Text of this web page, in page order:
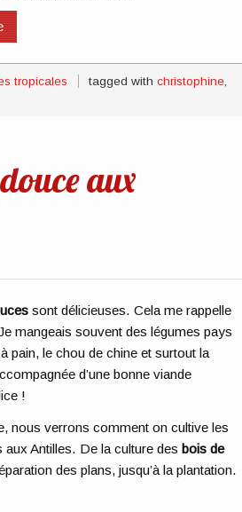
tropicales tagged withchristophine,
aux
sont délicieuses. Cela me rappelle
mangeais souvent des légumes pays
pain, le chou de chine et surtout la
d’une bonne viande
!
nous verrons comment on cultive les
aux Antilles. De la culture desbois de
des plans, jusqu’à la plantation.